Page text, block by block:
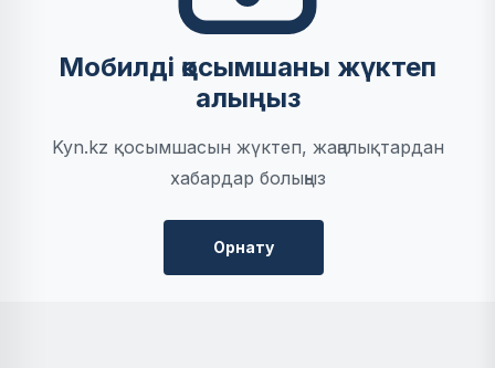
Мобилді қосымшаны жүктеп
алыңыз
Kyn.kz қосымшасын жүктеп, жаңалықтардан
хабардар болыңыз
Орнату